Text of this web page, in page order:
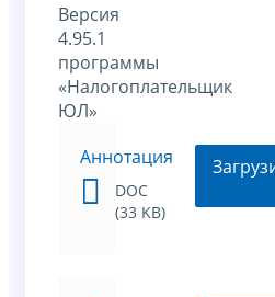
Версия
4.95.1
программы
«Налогоплательщик
ЮЛ»
Аннотация
DOC
(33 KB)